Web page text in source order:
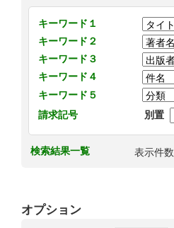
キーワード１
キーワード２
キーワード３
キーワード４
キーワード５
請求記号
別置
検索結果一覧 表示件数
オプション